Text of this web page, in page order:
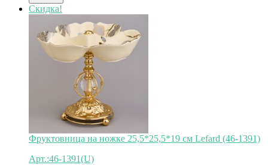
Скидка!
Фруктовница на ножке 25,5*25,5*19 см Lefard (46-1391)
Арт.:46-1391(U)